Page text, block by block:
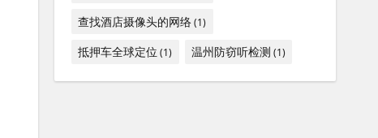
查找酒店摄像头的网络(1)
抵押车全球定位 (1) 温州防窃听检测 (1)